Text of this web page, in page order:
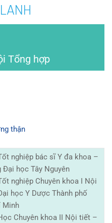
Tổng hợp
thận
nghiệp bác sĩ Y đa khoa –
Đại học Tây Nguyên
nghiệp Chuyên khoa I Nội
học Y Dược Thành phố
Minh
Chuyên khoa II Nội tiết –